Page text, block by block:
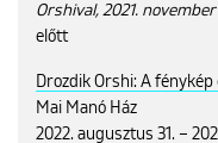
Orshival, 2021. november
előtt
Drozdik Orshi: A
Mai Manó Ház
2022. augusztus 31. –